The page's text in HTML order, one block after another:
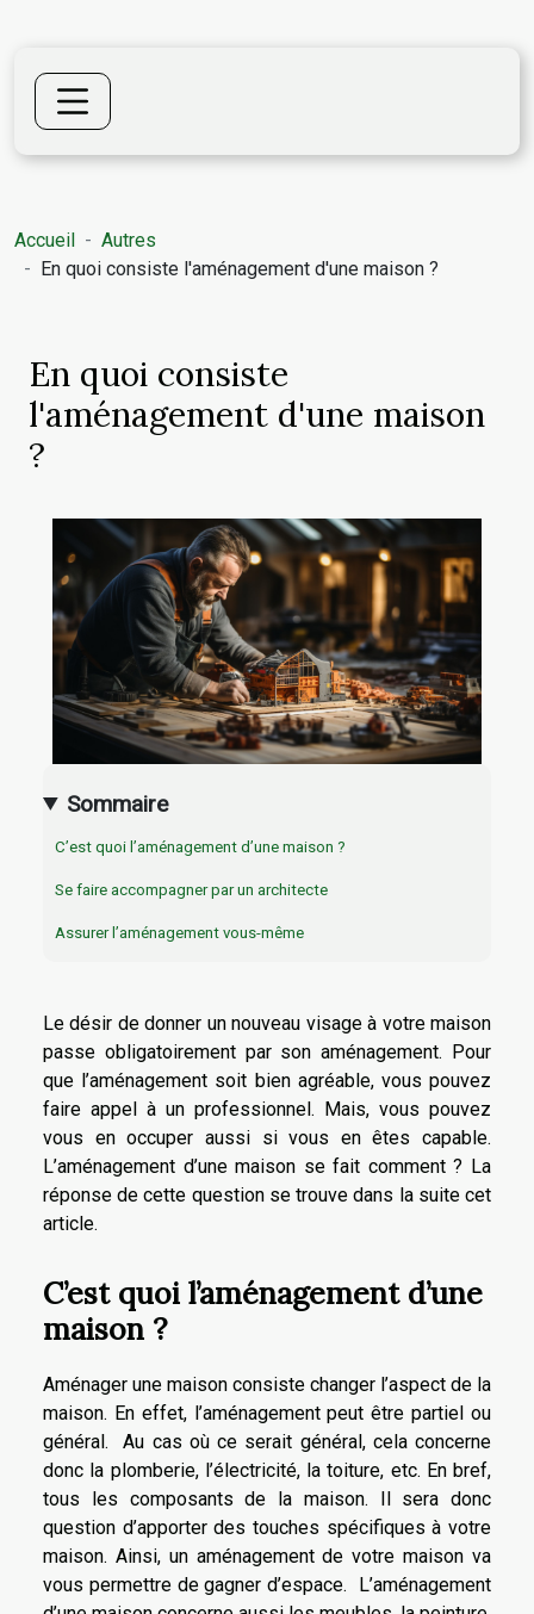
Accueil
Autres
En quoi consiste l'aménagement d'une maison ?
En quoi consiste
l'aménagement d'une maison
?
Sommaire
C’est quoi l’aménagement d’une maison ?
Se faire accompagner par un architecte
Assurer l’aménagement vous-même
Le désir de donner un nouveau visage à votre maison
passe obligatoirement par son aménagement. Pour
que l’aménagement soit bien agréable, vous pouvez
faire appel à un professionnel. Mais, vous pouvez
vous en occuper aussi si vous en êtes capable.
L’aménagement d’une maison se fait comment ? La
réponse de cette question se trouve dans la suite cet
article.
C’est quoi l’aménagement d’une
maison ?
Aménager une maison consiste changer l’aspect de la
maison. En effet, l’aménagement peut être partiel ou
général. Au cas où ce serait général, cela concerne
donc la plomberie, l’électricité, la toiture, etc. En bref,
tous les composants de la maison. Il sera donc
question d’apporter des touches spécifiques à votre
maison. Ainsi, un aménagement de votre maison va
vous permettre de gagner d’espace. L’aménagement